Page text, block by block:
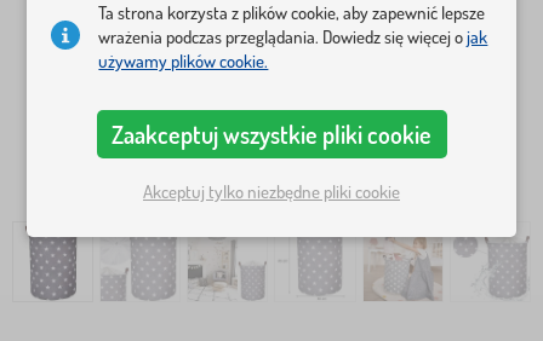
Ta strona korzysta z plików cookie, aby zapewnić lepsze
wrażenia podczas przeglądania. Dowiedz się więcej ojak
używamy plików cookie.
Zaakceptuj wszystkie pliki cookie
Akceptuj tylko niezbędne pliki cookie